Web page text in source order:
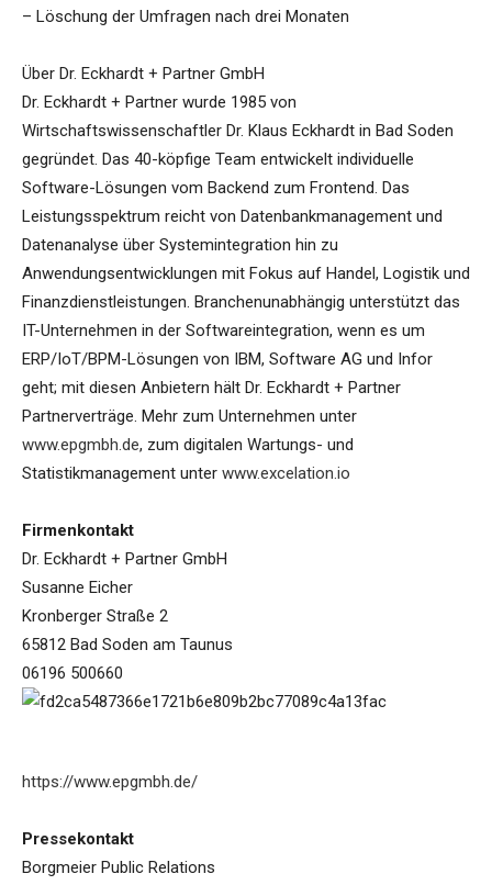
– Löschung der Umfragen nach drei Monaten
Über Dr. Eckhardt + Partner GmbH
Dr. Eckhardt + Partner wurde 1985 von
Wirtschaftswissenschaftler Dr. Klaus Eckhardt in Bad Soden
gegründet. Das 40-köpfige Team entwickelt individuelle
Software-Lösungen vom Backend zum Frontend. Das
Leistungsspektrum reicht von Datenbankmanagement und
Datenanalyse über Systemintegration hin zu
Anwendungsentwicklungen mit Fokus auf Handel, Logistik und
Finanzdienstleistungen. Branchenunabhängig unterstützt das
IT-Unternehmen in der Softwareintegration, wenn es um
ERP/IoT/BPM-Lösungen von IBM, Software AG und Infor
geht; mit diesen Anbietern hält Dr. Eckhardt + Partner
Partnerverträge. Mehr zum Unternehmen unter
www.epgmbh.de, zum digitalen Wartungs- und
Statistikmanagement unter www.excelation.io
Firmenkontakt
Dr. Eckhardt + Partner GmbH
Susanne Eicher
Kronberger Straße 2
65812 Bad Soden am Taunus
06196 500660
https://www.epgmbh.de/
Pressekontakt
Borgmeier Public Relations